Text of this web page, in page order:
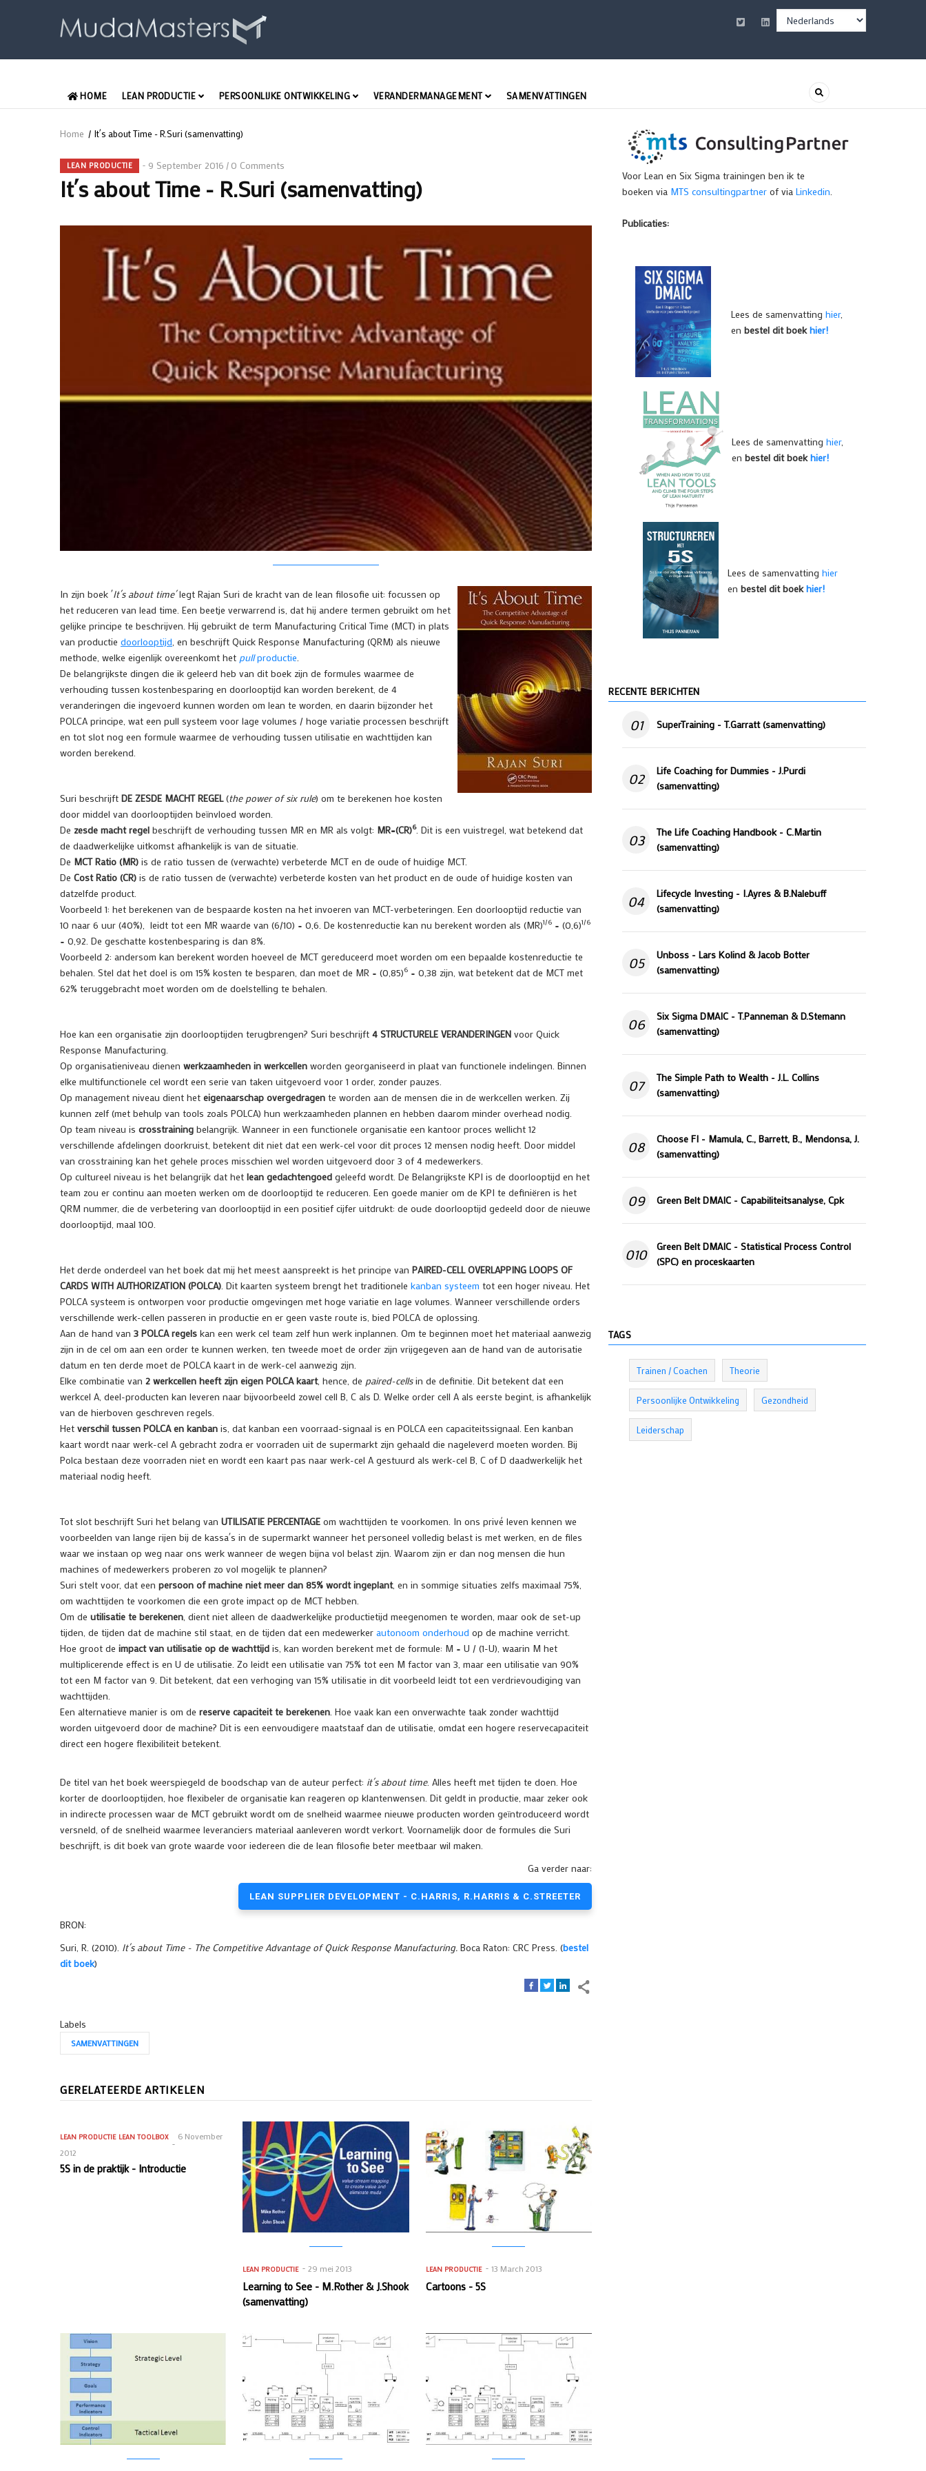
Select
your
NEDERLANDS
HOME LEAN PRODUCTIE PERSOONLIJKE ONTWIKKELING VERANDERMANAGEMENT SAMENVATTINGEN
Kruimelpad
Home / It´s about Time - R.Suri (samenvatting)
LEAN PRODUCTIE 9 September 2016 / 0 Comments
It´s about Time - R.Suri (samenvatting)
In zijn boek ´It´s about time´legt Rajan Suri de kracht van de lean filosofie uit: focussen op
het reduceren van lead time. Een beetje verwarrend is, dat hij andere termen gebruikt om het
gelijke principe te beschrijven. Hij gebruikt de term Manufacturing Critical Time (MCT) in plats
van productie doorlooptijd , en beschrijft Quick Response Manufacturing (QRM) als nieuwe
methode, welke eigenlijk overeenkomt het pullproductie
De belangrijkste dingen die ik geleerd heb van dit boek zijn de formules waarmee de
verhouding tussen kostenbesparing en doorlooptijd kan worden berekent, de 4
veranderingen die ingevoerd kunnen worden om lean te worden, en daarin bijzonder het
POLCA principe, wat een pull systeem voor lage volumes / hoge variatie processen beschrijft
en tot slot nog een formule waarmee de verhouding tussen utilisatie en wachttijden kan
worden berekend.
Suri beschrijft DE ZESDE MACHT REGEL(the power of six rule) om te berekenen hoe kosten
door middel van doorlooptijden beïnvloed worden.
De zesde macht regel beschrijft de verhouding tussen MR en MR als volgt: MR=(CR)6. Dit is een vuistregel, wat betekend dat
de daadwerkelijke uitkomst afhankelijk is van de situatie.
De MCT Ratio (MR) is de ratio tussen de (verwachte) verbeterde MCT en de oude of huidige MCT.
De Cost Ratio (CR) is de ratio tussen de (verwachte) verbeterde kosten van het product en de oude of huidige kosten van
datzelfde product.
Voorbeeld 1: het berekenen van de bespaarde kosten na het invoeren van MCT-verbeteringen. Een doorlooptijd reductie van
10 naar 6 uur (40%), leidt tot een MR waarde van (6/10) = 0,6. De kostenreductie kan nu berekent worden als (MR)1/6 = (0,6)1/6
= 0,92. De geschatte kostenbesparing is dan 8%.
Voorbeeld 2: andersom kan berekent worden hoeveel de MCT gereduceerd moet worden om een bepaalde kostenreductie te
behalen. Stel dat het doel is om 15% kosten te besparen, dan moet de MR = (0,85)6 = 0,38 zijn, wat betekent dat de MCT met
62% teruggebracht moet worden om de doelstelling te behalen.
Hoe kan een organisatie zijn doorlooptijden terugbrengen? Suri beschrijft 4 STRUCTURELE VERANDERINGEN voor Quick
Response Manufacturing.
Op organisatieniveau dienen werkzaamheden in werkcellen worden georganiseerd in plaat van functionele indelingen. Binnen
elke multifunctionele cel wordt een serie van taken uitgevoerd voor 1 order, zonder pauzes.
Op management niveau dient het eigenaarschap overgedragen te worden aan de mensen die in de werkcellen werken. Zij
kunnen zelf (met behulp van tools zoals POLCA) hun werkzaamheden plannen en hebben daarom minder overhead nodig.
Op team niveau is crosstraining belangrijk. Wanneer in een functionele organisatie een kantoor proces wellicht 12
verschillende afdelingen doorkruist, betekent dit niet dat een werk-cel voor dit proces 12 mensen nodig heeft. Door middel
van crosstraining kan het gehele proces misschien wel worden uitgevoerd door 3 of 4 medewerkers.
Op cultureel niveau is het belangrijk dat het lean gedachtengoed geleefd wordt. De Belangrijkste KPI is de doorlooptijd en het
team zou er continu aan moeten werken om de doorlooptijd te reduceren. Een goede manier om de KPI te definiëren is het
QRM nummer, die de verbetering van doorlooptijd in een positief cijfer uitdrukt: de oude doorlooptijd gedeeld door de nieuwe
doorlooptijd, maal 100.
Het derde onderdeel van het boek dat mij het meest aanspreekt is het principe van PAIRED-CELL OVERLAPPING LOOPS OF
CARDS WITH AUTHORIZATION (POLCA) . Dit kaarten systeem brengt het traditionele kanban systeem tot een hoger niveau. Het
POLCA systeem is ontworpen voor productie omgevingen met hoge variatie en lage volumes. Wanneer verschillende orders
verschillende werk-cellen passeren in productie en er geen vaste route is, bied POLCA de oplossing.
Aan de hand van 3 POLCA regels kan een werk cel team zelf hun werk inplannen. Om te beginnen moet het materiaal aanwezig
zijn in de cel om aan een order te kunnen werken, ten tweede moet de order zijn vrijgegeven aan de hand van de autorisatie
datum en ten derde moet de POLCA kaart in de werk-cel aanwezig zijn.
Elke combinatie van 2 werkcellen heeft zijn eigen POLCA kaart, hence, de paired-cellsin de definitie. Dit betekent dat een
werkcel A, deel-producten kan leveren naar bijvoorbeeld zowel cell B, C als D. Welke order cell A als eerste begint, is afhankelijk
van de hierboven geschreven regels.
Het verschil tussen POLCA en kanban is, dat kanban een voorraad-signaal is en POLCA een capaciteitssignaal. Een kanban
kaart wordt naar werk-cel A gebracht zodra er voorraden uit de supermarkt zijn gehaald die nageleverd moeten worden. Bij
Polca bestaan deze voorraden niet en wordt een kaart pas naar werk-cel A gestuurd als werk-cel B, C of D daadwerkelijk het
materiaal nodig heeft.
Tot slot beschrijft Suri het belang van UTILISATIE PERCENTAGE om wachttijden te voorkomen. In ons privé leven kennen we
voorbeelden van lange rijen bij de kassa´s in de supermarkt wanneer het personeel volledig belast is met werken, en de files
waar we instaan op weg naar ons werk wanneer de wegen bijna vol belast zijn. Waarom zijn er dan nog mensen die hun
machines of medewerkers proberen zo vol mogelijk te plannen?
Suri stelt voor, dat een persoon of machine niet meer dan 85% wordt ingeplant, en in sommige situaties zelfs maximaal 75%,
om wachttijden te voorkomen die een grote impact op de MCT hebben.
Om de utilisatie te berekenen , dient niet alleen de daadwerkelijke productietijd meegenomen te worden, maar ook de set-up
tijden, de tijden dat de machine stil staat, en de tijden dat een medewerker autonoom onderhoud op de machine verricht.
Hoe groot de impact van utilisatie op de wachttijd is, kan worden berekent met de formule: M = U / (1-U), waarin M het
multiplicerende effect is en U de utilisatie. Zo leidt een utilisatie van 75% tot een M factor van 3, maar een utilisatie van 90%
tot een M factor van 9. Dit betekent, dat een verhoging van 15% utilisatie in dit voorbeeld leidt tot een verdrievoudiging van
wachttijden.
Een alternatieve manier is om de reserve capaciteit te berekenen . Hoe vaak kan een onverwachte taak zonder wachttijd
worden uitgevoerd door de machine? Dit is een eenvoudigere maatstaaf dan de utilisatie, omdat een hogere reservecapaciteit
direct een hogere flexibiliteit betekent.
De titel van het boek weerspiegeld de boodschap van de auteur perfect: it´s about time. Alles heeft met tijden te doen. Hoe
korter de doorlooptijden, hoe flexibeler de organisatie kan reageren op klantenwensen. Dit geldt in productie, maar zeker ook
in indirecte processen waar de MCT gebruikt wordt om de snelheid waarmee nieuwe producten worden geïntroduceerd wordt
versneld, of de snelheid waarmee leveranciers materiaal aanleveren wordt verkort. Voornamelijk door de formules die Suri
beschrijft, is dit boek van grote waarde voor iedereen die de lean filosofie beter meetbaar wil maken.
Ga verder naar:
LEAN SUPPLIER DEVELOPMENT - C.HARRIS, R.HARRIS & C.STREETER
BRON:
Suri, R. (2010). It´s about Time - The Competitive Advantage of Quick Response Manufacturing. Boca Raton: CRC Press. (bestel
dit boek)
Labels
SAMENVATTINGEN
GERELATEERDE ARTIKELEN
LEAN PRODUCTIE LEAN TOOLBOX
6 November
2012
5S in de praktijk - Introductie
LEAN PRODUCTIE 29 mei 2013
Learning to See - M.Rother & J.Shook
(samenvatting)
LEAN PRODUCTIE 13 March 2013
Cartoons - 5S
Voor Lean en Six Sigma trainingen ben ik te
boeken via MTS consultingpartner of via Linkedin.
Publicaties:
Lees de samenvatting hier,
en bestel dit boekhier!
Lees de samenvattinghier,
enbestel dit boekhier!
Lees de samenvatting hier
en bestel dit boekhier!
RECENTE BERICHTEN
01 SuperTraining - T.Garratt (samenvatting)
02
Life Coaching for Dummies - J.Purdi
(samenvatting)
03
The Life Coaching Handbook - C.Martin
(samenvatting)
04
Lifecycle Investing - I.Ayres & B.Nalebuff
(samenvatting)
05
Unboss - Lars Kolind & Jacob Botter
(samenvatting)
06
Six Sigma DMAIC - T.Panneman & D.Stemann
(samenvatting)
07
The Simple Path to Wealth - J.L. Collins
(samenvatting)
08
Choose FI - Mamula, C., Barrett, B., Mendonsa, J.
(samenvatting)
09 Green Belt DMAIC - Capabiliteitsanalyse, Cpk
010
Green Belt DMAIC - Statistical Process Control
(SPC) en proceskaarten
TAGS
Trainen / Coachen Theorie
Persoonlijke Ontwikkeling Gezondheid
Leiderschap